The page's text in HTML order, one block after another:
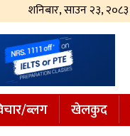
शनिबार,साउन२३,२०८३
ब्लग खेलकुद